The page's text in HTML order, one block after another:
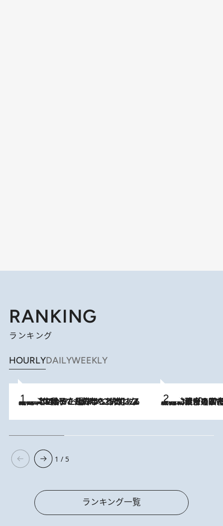
RANKING
ランキング
HOURLYDAILYWEEKLY
2026.8.5
【阿川佐和子さんの年とる力】なぜ70代で始めた趣味は“こんなに楽しい”のか？ ピアノ、俳句…スランプに陥っても続けられる“ある秘訣”とは 2026.8.3
慶應幼稚舎の図書室からテレビの世界に飛び込んだ阿川佐和子（72）
1 / 5
ランキング一覧